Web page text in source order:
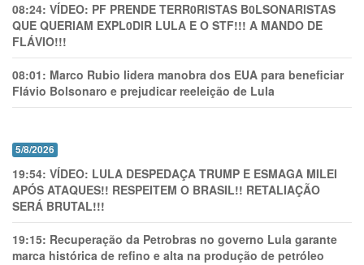
08:24: VÍDEO: PF PRENDE TERR0RlSTAS B0LSONARlSTAS
QUE QUERIAM EXPL0DlR LULA E O STF!!! A MANDO DE
FLÁVIO!!!
08:01: Marco Rubio lidera manobra dos EUA para beneficiar
Flávio Bolsonaro e prejudicar reeleição de Lula
5/8/2026
19:54: VÍDEO: LULA DESPEDAÇA TRUMP E ESMAGA MILEI
APÓS ATAQUES!! RESPEITEM O BRASIL!! RETALIAÇÃO
SERÁ BRUTAL!!!
19:15: Recuperação da Petrobras no governo Lula garante
marca histórica de refino e alta na produção de petróleo